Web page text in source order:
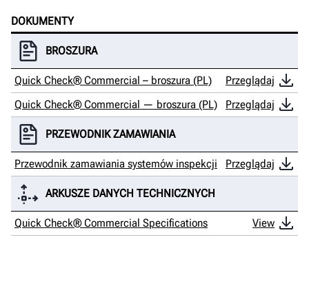
DOKUMENTY
BROSZURA
Quick Check® Commercial – broszura (PL)
Przeglądaj
Quick Check® Commercial — broszura (PL)
Przeglądaj
PRZEWODNIK ZAMAWIANIA
Przewodnik zamawiania systemów inspekcji Przeglądaj
ARKUSZE DANYCH TECHNICZNYCH
Quick Check® Commercial Specifications View